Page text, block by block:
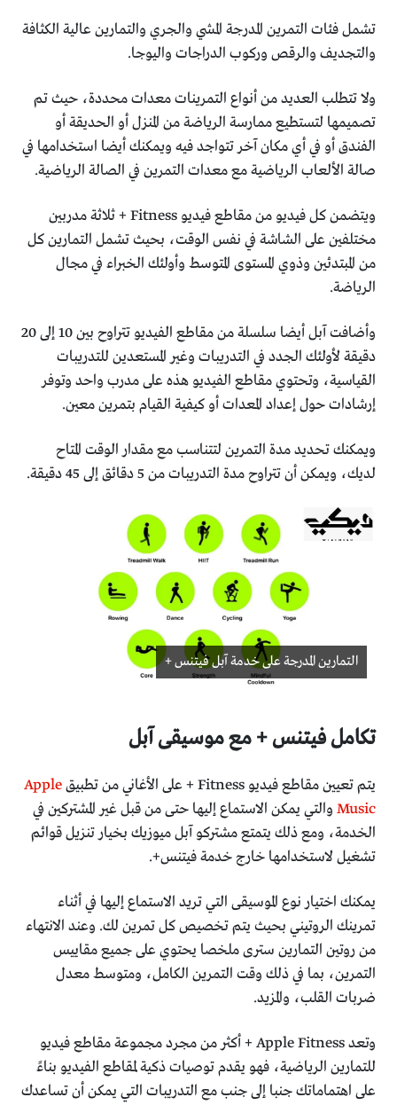
تشمل فئات التمرين المدرجة المشي والجري والتمارين عالية الكثافة
والتجديف والرقص وركوب الدراجات واليوجا.
ولا تتطلب العديد من أنواع التمرينات معدات محددة، حيث تم
تصميمها لتستطيع ممارسة الرياضة من المنزل أو الحديقة أو
الفندق أو في أي مكان آخر تتواجد فيه ويمكنك أيضا استخدامها في
صالة الألعاب الرياضية مع معدات التمرين في الصالة الرياضية.
ويتضمن كل فيديو من مقاطع فيديو Fitness + ثلاثة مدربين
مختلفين على الشاشة في نفس الوقت، بحيث تشمل التمارين كل
من المبتدئين وذوي المستوى المتوسط وأولئك الخبراء في مجال
الرياضة.
وأضافت آبل أيضا سلسلة من مقاطع الفيديو تتراوح بين 10 إلى 20
دقيقة لأولئك الجدد في التدريبات وغير المستعدين للتدريبات
القياسية، وتحتوي مقاطع الفيديو هذه على مدرب واحد وتوفر
إرشادات حول إعداد المعدات أو كيفية القيام بتمرين معين.
ويمكنك تحديد مدة التمرين لتتناسب مع مقدار الوقت المتاح
لديك، ويمكن أن تتراوح مدة التدريبات من 5 دقائق إلى 45 دقيقة.
التمارين المدرجة على خدمة آبل فيتنس +
تكامل فيتنس + مع موسيقى آبل
يتم تعيين مقاطع فيديو Fitness + على الأغاني من تطبيق
Apple
Music والتي يمكن الاستماع إليها حتى من قبل غير المشتركين في
الخدمة، ومع ذلك يتمتع مشتركو آبل ميوزيك بخيار تنزيل قوائم
تشغيل لاستخدامها خارج خدمة فيتنس+.
يمكنك اختيار نوع الموسيقى التي تريد الاستماع إليها في أثناء
تمرينك الروتيني بحيث يتم تخصيص كل تمرين لك. وعند الانتهاء
من روتين التمارين سترى ملخصا يحتوي على جميع مقاييس
التمرين، بما في ذلك وقت التمرين الكامل، ومتوسط ​​معدل
ضربات القلب، والمزيد.
وتعد Apple Fitness + أكثر من مجرد مجموعة مقاطع فيديو
للتمارين الرياضية، فهو يقدم توصيات ذكية لمقاطع الفيديو بناءً
على اهتماماتك جنبا إلى جنب مع التدريبات التي يمكن أن تساعدك